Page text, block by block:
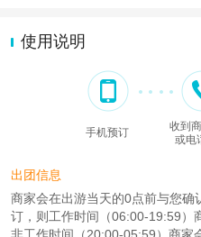
使用说明
手机预订
收到
或电
出团信息
商家会在出游当天的0点前与您确
订，则工作时间（06:00-19:59）